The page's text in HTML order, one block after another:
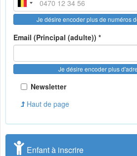
Je désire encoder plus de numéros
Email (Principal (adulte)) *
Je désire encoder plus
Newsletter
Haut de page
Enfant à inscrire